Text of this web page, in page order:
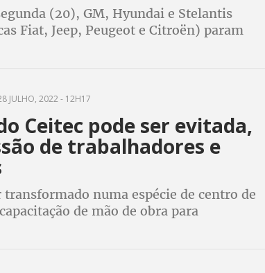
(20), GM, Hyundai e Stelantis
Fiat, Jeep, Peugeot e Citroën) param
JULHO, 2022 - 12H17
Ceitec pode ser evitada,
de trabalhadores e
transformado numa espécie de centro de
de mão de obra para